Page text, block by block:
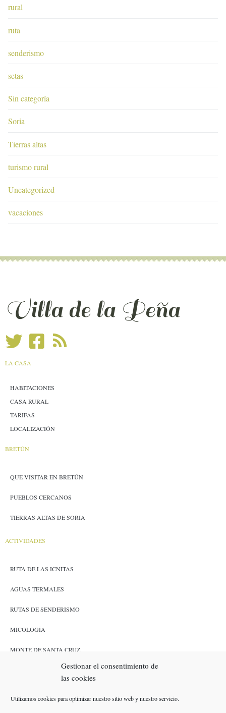
Gestionar el consentimiento de
las cookies
Utilizamos cookies para optimizar nuestro sitio web y nuestro servicio.
rural
ruta
senderismo
setas
Sin categoría
Soria
Tierras altas
turismo rural
Uncategorized
vacaciones
Villa de la Peña
LA CASA
HABITACIONES
CASA RURAL
TARIFAS
LOCALIZACIÓN
BRETÚN
QUE VISITAR EN BRETÚN
PUEBLOS CERCANOS
TIERRAS ALTAS DE SORIA
ACTIVIDADES
RUTA DE LAS ICNITAS
AGUAS TERMALES
RUTAS DE SENDERISMO
MICOLOGÍA
MONTE DE SANTA CRUZ